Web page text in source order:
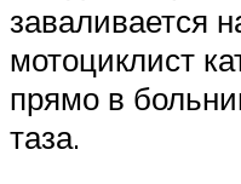
заваливается
мотоциклист
прямо в
таза.